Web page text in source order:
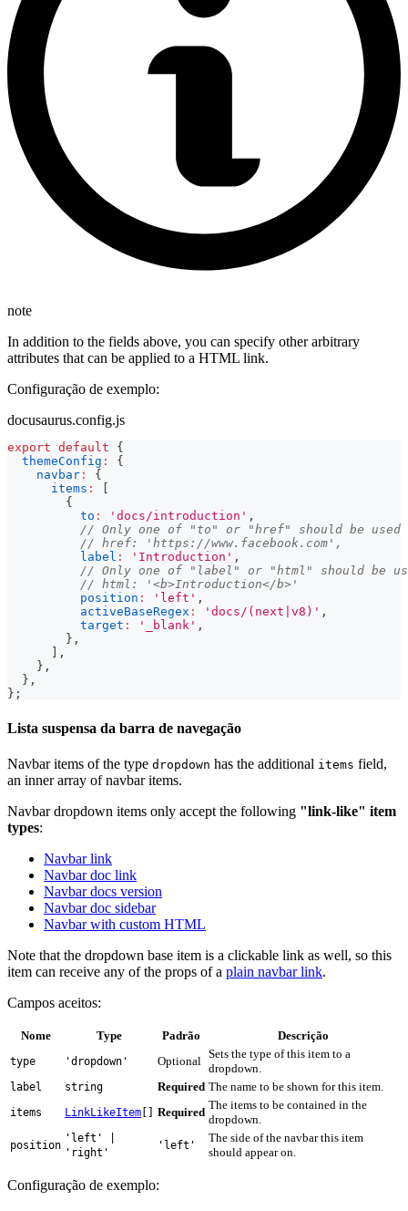
note
In addition to the fields above, you can specify other arbitrary
attributes that can be applied to a HTML link.
Configuração de exemplo:
docusaurus.config.js
export default
{
themeConfig :
{
navbar :
{
items :
{
to : 'docs/introduction' ,
// Only one of "to" or "href" should be used
// href: 'https://www.facebook.com',
label : 'Introduction' ,
// Only one of "label" or "html" should be
// html: '<b>Introduction</b>'
position : 'left' ,
activeBaseRegex : 'docs/(next|v8)' ,
target : '_blank' ,
} ,
,
} ,
} ,
} ;
Lista suspensa da barra de navegação
Navbar items of the type dropdown has the additional items field,
an inner array of navbar items.
Navbar dropdown items only accept the following "link-like" item
types:
Navbar link
Navbar doc link
Navbar docs version
Navbar doc sidebar
Navbar with custom HTML
Note that the dropdown base item is a clickable link as well, so this
item can receive any of the props of a plain navbar link.
Campos aceitos:
Nome Type Padrão Descrição
type 'dropdown' Optional
Sets the type of this item to a
dropdown.
label string Required The name to be shown for this item.
items LinkLikeItem Required
The items to be contained in the
dropdown.
position
'left' |
'right'
'left'
The side of the navbar this item
should appear on.
Configuração de exemplo: